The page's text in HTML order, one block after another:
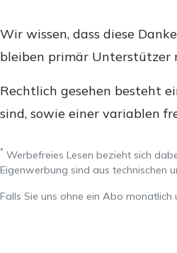
Wir wissen, dass diese
bleiben primär Unterstützer
Rechtlich gesehen besteht
sind, sowie einer variablen
* Werbefreies Lesen bezieht sich
Eigenwerbung sind aus technischen
Falls Sie uns ohne ein Abo